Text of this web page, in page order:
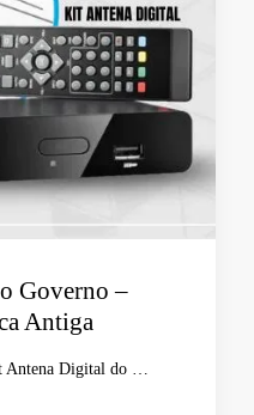
Governo –
Antiga
Antena Digital do …